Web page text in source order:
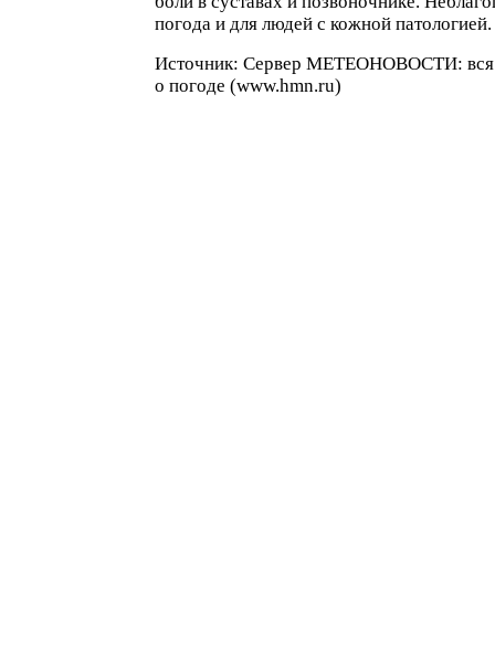
погода и для людей с кожной патологией.
Источник: Сервер МЕТЕОНОВОСТИ: вся
о погоде (www.hmn.ru)